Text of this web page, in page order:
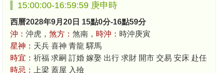
15:00:00-16:59:59 庚申時
西曆2028年9月20日 15點0分-16點59分
沖： 沖虎， 煞方： 煞南， 時沖： 時沖庚寅
星神： 天兵 喜神 青龍 驛馬
時宜： 祈福 求嗣 訂婚 嫁娶 出行 求財 開市 交易 安床 赴任
時忌：
上梁 蓋屋 入殮